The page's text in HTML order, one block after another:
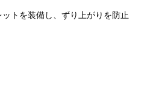
トを装備し、ずり上がりを防止